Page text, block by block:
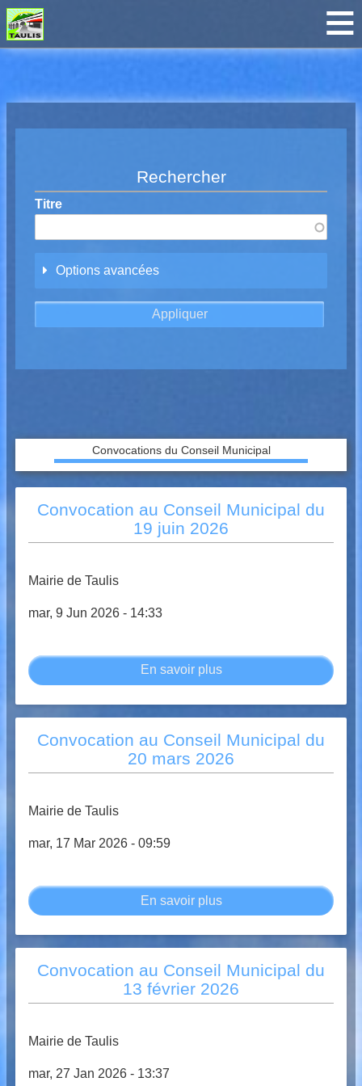
Breadcrumbs
Convocations du Conseil Municipal
Convocation au Conseil Municipal du
19 juin 2026
Mairie de Taulis
mar, 9 Jun 2026 - 14:33
En savoir plussur
Convocation
au
Municipal
du
Convocation au Conseil Municipal du
20 mars 2026
Mairie de Taulis
mar, 17 Mar 2026 - 09:59
En savoir plussur
Convocation
au
Municipal
du
Convocation au Conseil Municipal du
13 février 2026
Mairie de Taulis
mar, 27 Jan 2026 - 13:37
Rechercher
Titre
Options avancées